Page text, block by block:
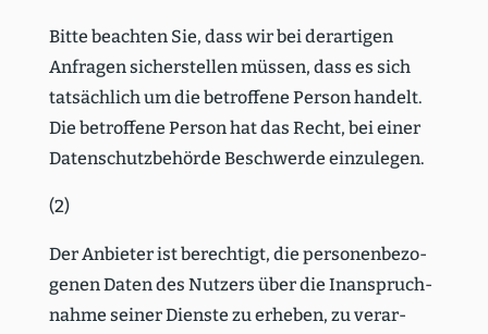
Bitte beachten Sie, dass wir bei derar­tigen
Anfragen sicher­stellen müssen, dass es sich
tatsächlich um die betroffene Person handelt.
Die betroffene Person hat das Recht, bei einer
Daten­schutz­be­hörde Beschwerde einzu­legen.
(2)
Der Anbieter ist berechtigt, die perso­nen­be­zo­
genen Daten des Nutzers über die Inanspruch­
nahme seiner Dienste zu erheben, zu verar­